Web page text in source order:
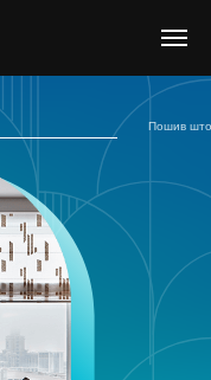
Пошив